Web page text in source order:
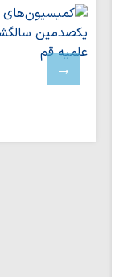
عضو فراکسیون
علیه عادی‌سازی
خبرنگار تراز
اعتماد/ خبرنگار
جهاد در سیره